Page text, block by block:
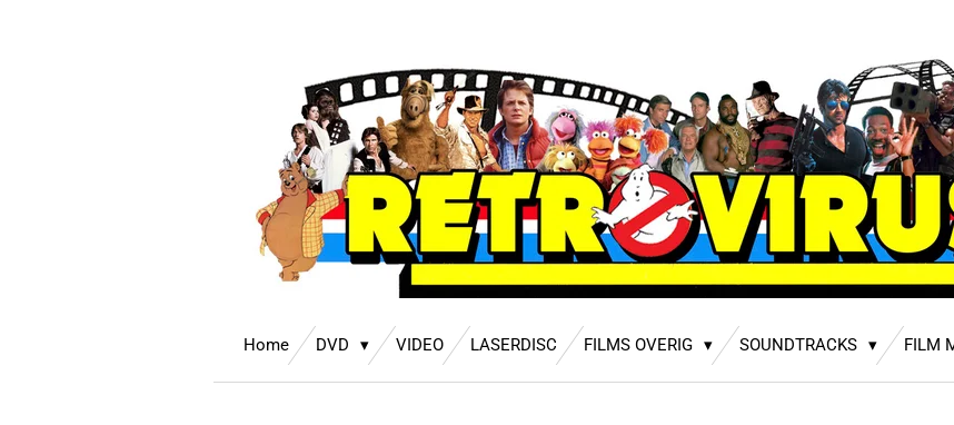
Home DVD VIDEO LASERDISC FILMS OVERIG SOUNDTRACKS FILM